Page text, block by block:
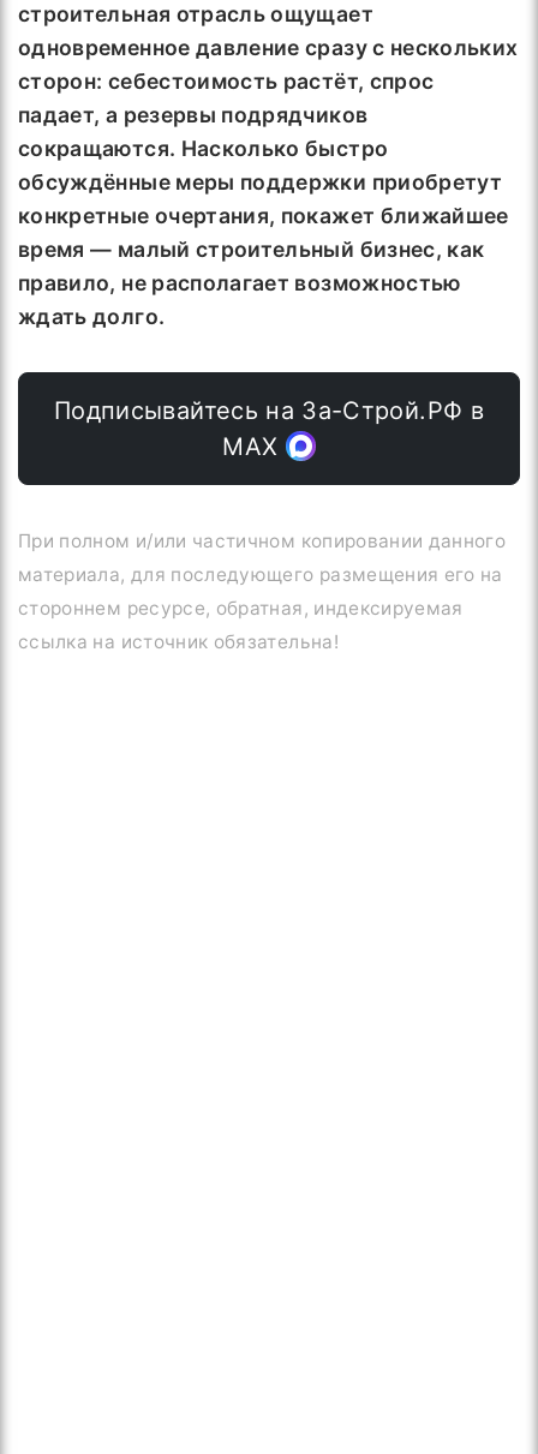
строительная отрасль ощущает
одновременное давление сразу с нескольких
сторон: себестоимость растёт, спрос
падает, а резервы подрядчиков
сокращаются. Насколько быстро
обсуждённые меры поддержки приобретут
конкретные очертания, покажет ближайшее
время — малый строительный бизнес, как
правило, не располагает возможностью
ждать долго.
Подписывайтесь на За-Строй.РФ в
МАХ
При полном и/или частичном копировании данного
материала, для последующего размещения его на
стороннем ресурсе, обратная, индексируемая
ссылка на источник обязательна!